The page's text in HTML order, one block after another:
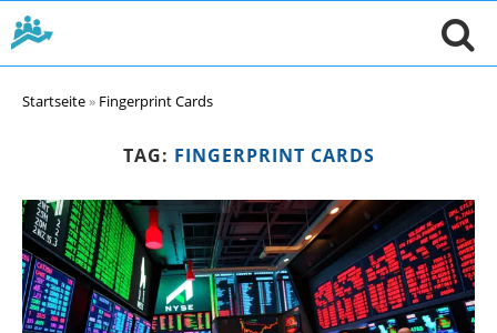
Startseite» Fingerprint Cards
TAG: FINGERPRINT CARDS